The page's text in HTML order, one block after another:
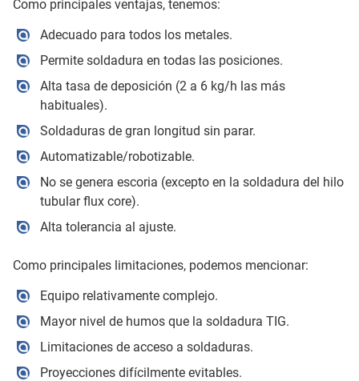
Como principales ventajas, tenemos:
Adecuado para todos los metales.
Permite soldadura en todas las posiciones.
Alta tasa de deposición (2 a 6 kg/h las más
habituales).
Soldaduras de gran longitud sin parar.
Automatizable/robotizable.
No se genera escoria (excepto en la soldadura del hilo
tubular flux core).
Alta tolerancia al ajuste.
Como principales limitaciones, podemos mencionar:
Equipo relativamente complejo.
Mayor nivel de humos que la soldadura TIG.
Limitaciones de acceso a soldaduras.
Proyecciones difícilmente evitables.